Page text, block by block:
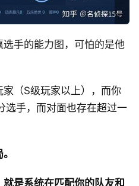
手的能力图，可怕的是他
（S级玩家以上），而你
选手，而对面也存在超过一
是系统在匹配你的队友和